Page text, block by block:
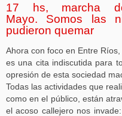
17 hs, marcha
Mayo. Somos las
pudieron quemar
Ahora con foco en Entre
es una cita indiscutida para
opresión de esta sociedad
Todas las actividades que
como en el público, están
el acoso callejero nos